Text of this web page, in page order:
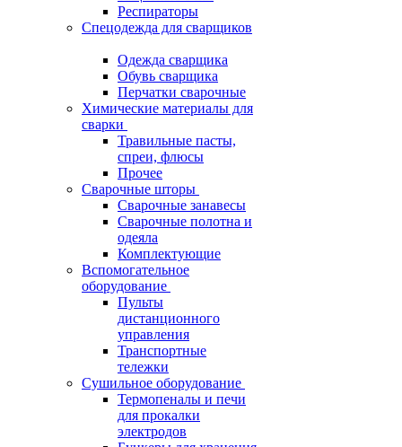
Респираторы
Спецодежда для сварщиков
Одежда сварщика
Обувь сварщика
Перчатки сварочные
Химические материалы для
сварки
Травильные пасты,
спреи, флюсы
Прочее
Сварочные шторы
Сварочные занавесы
Сварочные полотна и
одеяла
Комплектующие
Вспомогательное
оборудование
Пульты
дистанционного
управления
Транспортные
тележки
Сушильное оборудование
Термопеналы и печи
для прокалки
электродов